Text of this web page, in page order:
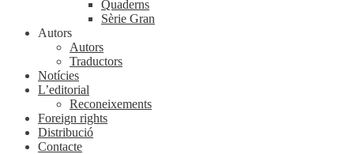
Quaderns
Sèrie Gran
Autors
Autors
Traductors
Notícies
L’editorial
Reconeixements
Foreign rights
Distribució
Contacte